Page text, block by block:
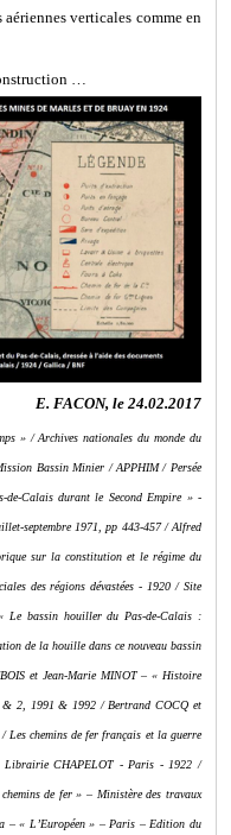
verticales comme en
…
E. FACON, le 24.02.2017
» / Archives nationales du monde du
Bassin Minier / APPHIM / Persée
de-Calais durant le Second Empire » -
septembre 1971, pp 443-457 / Alfred
sur la constitution et le régime du
des régions dévastées - 1920 / Site
bassin houiller du Pas-de-Calais :
de la houille dans ce nouveau bassin
et Jean-Marie MINOT – « Histoire
& 2, 1991 & 1992 / Bertrand COCQ et
Les chemins de fer français et la guerre
Librairie CHAPELOT - Paris - 1922 /
de fer » – Ministère des travaux
– « L’Européen » – Paris – Edition du